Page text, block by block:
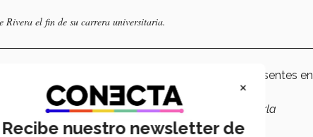
Rivera el fin de su carrera universitaria.
y Alejandra Niño de Rivera
l estuvieron presentes en
en Desarrollo Sustentable (IDS)
Dios por este logro. No nos queda más que seguirla
×
Recibe nuestro newsletter de